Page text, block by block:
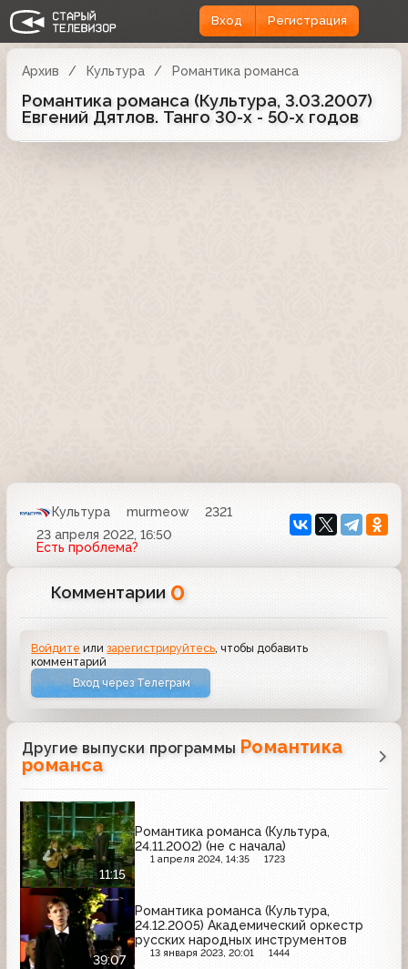
Вход Регистрация
Архив Культура Романтика романса
Романтика романса (Культура, 3.03.2007)
Евгений Дятлов. Танго 30-х - 50-х годов
Культура murmeow
2321
23 апреля 2022, 16:50
Есть проблема?
Комментарии 0
Войдите илизарегистрируйтесь , чтобы добавить
комментарий
Вход через Телеграм
Другие выпуски программы Романтика
романса
11:15
Романтика романса (Культура,
24.11.2002) (не с начала)
1 апреля 2024, 14:35 1723
39:07
Романтика романса (Культура,
24.12.2005) Академический оркестр
русских народных инструментов
13 января 2023, 20:01 1444